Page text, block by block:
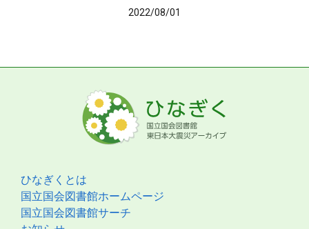
2022/08/01
ひなぎくとは
国立国会図書館ホームページ
国立国会図書館サーチ